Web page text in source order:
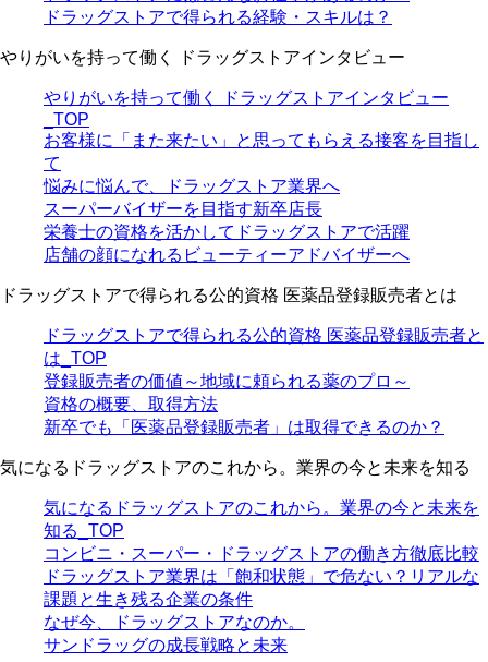
ドラッグストアで得られる経験・スキルは？
やりがいを持って働く ドラッグストアインタビュー
やりがいを持って働く ドラッグストアインタビュー
_TOP
お客様に「また来たい」と思ってもらえる接客を目指し
て
悩みに悩んで、ドラッグストア業界へ
スーパーバイザーを目指す新卒店長
栄養士の資格を活かしてドラッグストアで活躍
店舗の顔になれるビューティーアドバイザーへ
ドラッグストアで得られる公的資格 医薬品登録販売者とは
ドラッグストアで得られる公的資格 医薬品登録販売者と
は_TOP
登録販売者の価値～地域に頼られる薬のプロ～
資格の概要、取得方法
新卒でも「医薬品登録販売者」は取得できるのか？
気になるドラッグストアのこれから。業界の今と未来を知る
気になるドラッグストアのこれから。業界の今と未来を
知る_TOP
コンビニ・スーパー・ドラッグストアの働き方徹底比較
ドラッグストア業界は「飽和状態」で危ない？リアルな
課題と生き残る企業の条件
なぜ今、ドラッグストアなのか。
サンドラッグの成長戦略と未来